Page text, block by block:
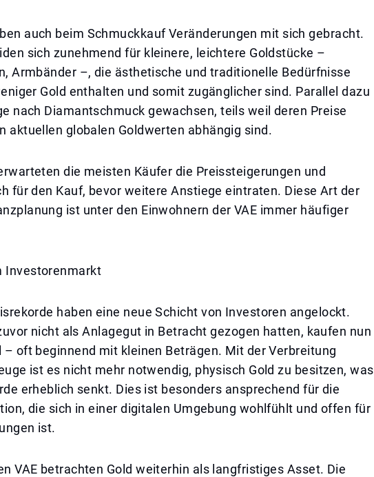
auch beim Schmuckkauf Veränderungen mit sich gebracht.
sich zunehmend für kleinere, leichtere Goldstücke –
Armbänder –, die ästhetische und traditionelle Bedürfnisse
Gold enthalten und somit zugänglicher sind. Parallel dazu
nach Diamantschmuck gewachsen, teils weil deren Preise
aktuellen globalen Goldwerten abhängig sind.
die meisten Käufer die Preissteigerungen und
für den Kauf, bevor weitere Anstiege eintraten. Diese Art der
ist unter den Einwohnern der VAE immer häufiger
Investorenmarkt
haben eine neue Schicht von Investoren angelockt.
nicht als Anlagegut in Betracht gezogen hatten, kaufen nun
– oft beginnend mit kleinen Beträgen. Mit der Verbreitung
ist es nicht mehr notwendig, physisch Gold zu besitzen, was
erheblich senkt. Dies ist besonders ansprechend für die
die sich in einer digitalen Umgebung wohlfühlt und offen für
ist.
VAE betrachten Gold weiterhin als langfristiges Asset. Die